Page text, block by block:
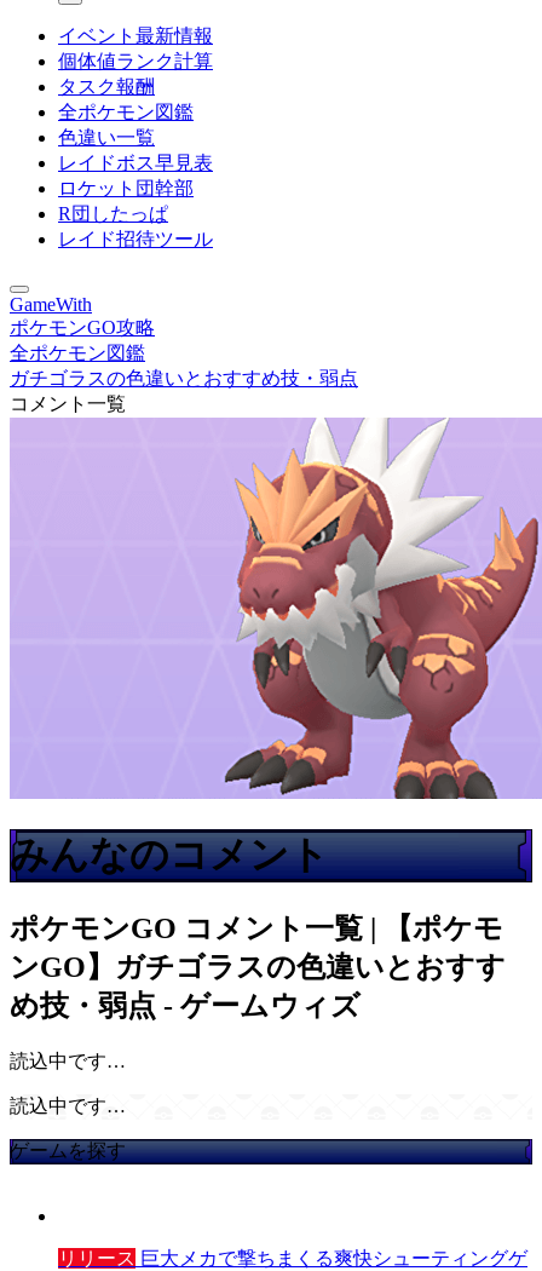
イベント最新情報
個体値ランク計算
タスク報酬
全ポケモン図鑑
色違い一覧
レイドボス早見表
ロケット団幹部
R団したっぱ
レイド招待ツール
GameWith
ポケモンGO攻略
全ポケモン図鑑
ガチゴラスの色違いとおすすめ技・弱点
コメント一覧
みんなのコメント
ポケモンGO コメント一覧 | 【ポケモ
ンGO】ガチゴラスの色違いとおすす
め技・弱点 - ゲームウィズ
読込中です…
読込中です…
ゲームを探す
リリース 巨大メカで撃ちまくる爽快シューティングゲ